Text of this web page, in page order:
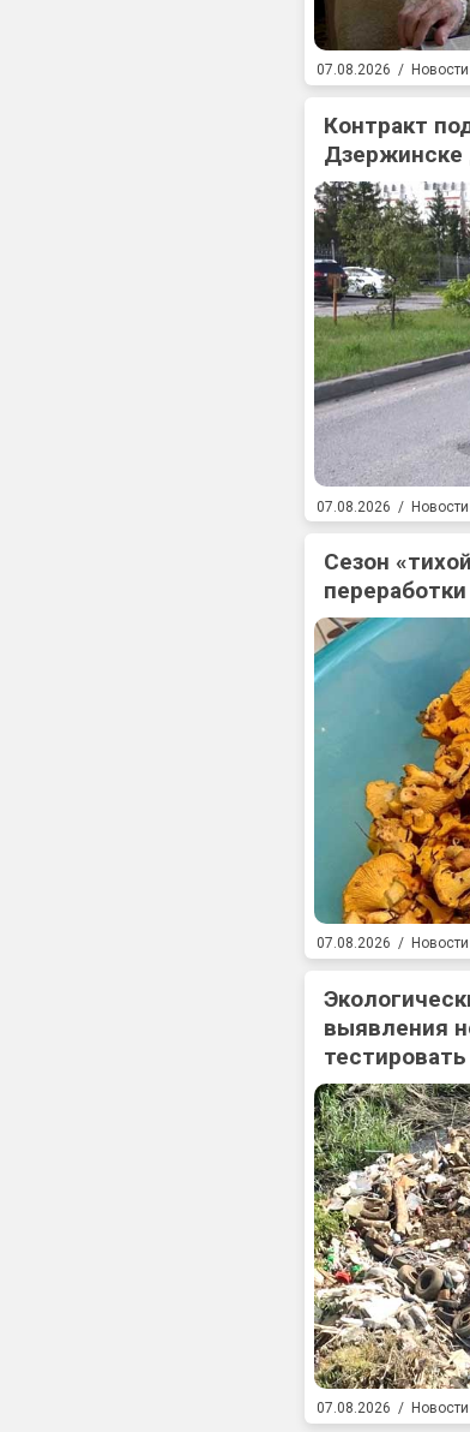
07.08.2026 / Новости
Контракт
Дзержинске
07.08.2026 / Новости
Сезон
07.08.2026 / Новости
выявления
07.08.2026 / Новости